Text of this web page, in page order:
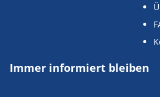
Immer informiert bleiben